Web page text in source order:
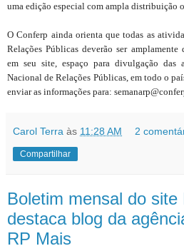
uma edição especial com ampla distribuição
O Conferp ainda orienta que todas as
Relações Públicas deverão ser amplamente
em seu site, espaço para divulgação das
Nacional de Relações Públicas, em todo o
enviar as informações para:
Carol Terra às 11:28 AM 2
Compartilhar
Boletim mensal do site
destaca blog da
RP Mais